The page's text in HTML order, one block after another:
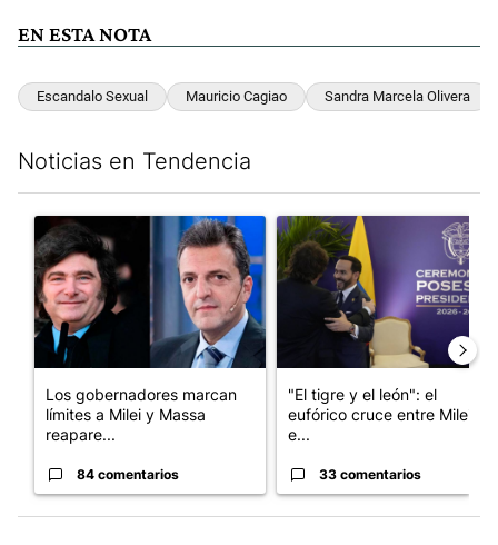
EN ESTA NOTA
Escandalo Sexual Mauricio Cagiao Sandra Marcela Olivera
Noticias en Tendencia
Un artículo de tendencia con el título "Los gobernadores
Los gobernadores marcan
límites a Milei y Massa
reapare...
84 comentarios
Un artículo de tendencia con
"El tigre y el león": el
eufórico cruce entre Milei y
e...
33 comentarios